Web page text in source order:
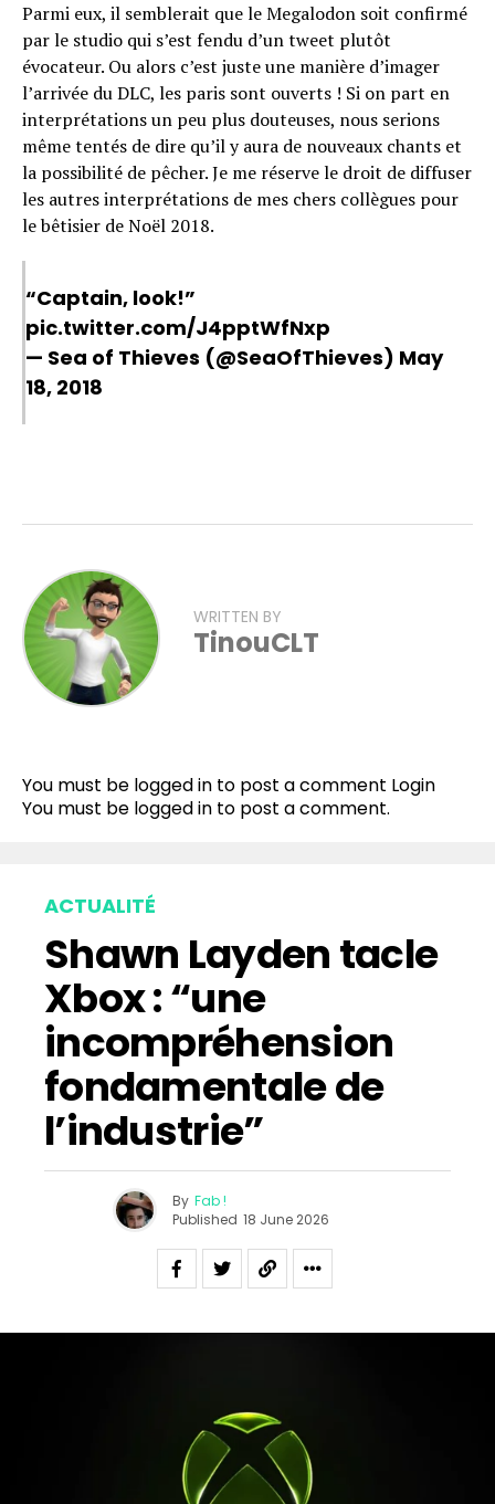
Parmi eux, il semblerait que le Megalodon soit confirmé
par le studio qui s’est fendu d’un tweet plutôt
évocateur. Ou alors c’est juste une manière d’imager
l’arrivée du DLC, les paris sont ouverts ! Si on part en
interprétations un peu plus douteuses, nous serions
même tentés de dire qu’il y aura de nouveaux chants et
la possibilité de pêcher. Je me réserve le droit de diffuser
les autres interprétations de mes chers collègues pour
le bêtisier de Noël 2018.
“Captain, look!”
pic.twitter.com/J4pptWfNxp
— Sea of Thieves (@SeaOfThieves) May
18, 2018
WRITTEN BY
TinouCLT
You must be logged in to post a comment Login
You must be logged in to post a comment.
ACTUALITÉ
Shawn Layden tacle
Xbox : “une
incompréhension
fondamentale de
l’industrie”
By Fab !
Published 18 June 2026